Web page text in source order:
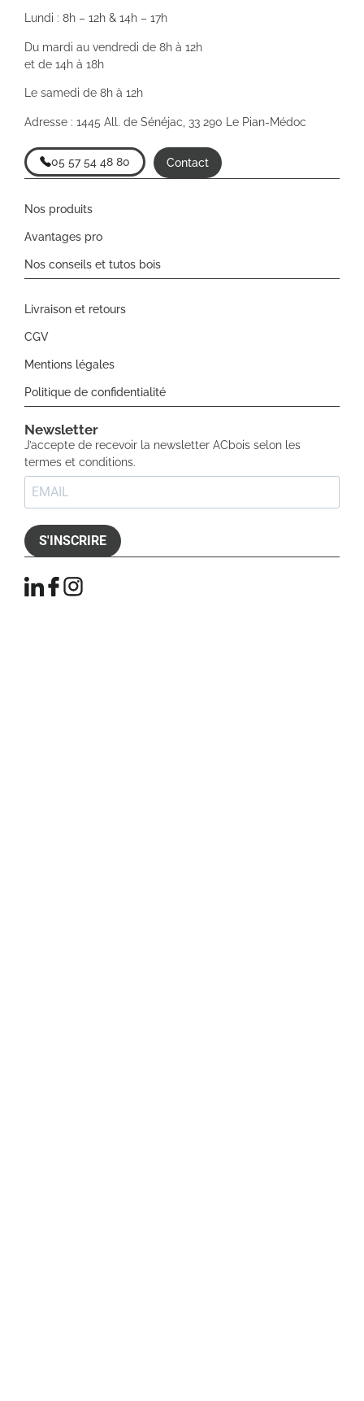
Lundi : 8h – 12h & 14h – 17h
Du mardi au vendredi de 8h à 12h
et de 14h à 18h
Le samedi de 8h à 12h
Adresse : 1445 All. de Sénéjac, 33 290 Le Pian-Médoc
05 57 54 48 80 Contact
Nos produits
Avantages pro
Nos conseils et tutos bois
Livraison et retours
CGV
Mentions légales
Politique de confidentialité
Newsletter​
J’accepte de recevoir la newsletter ACbois selon les
termes et conditions.
S'INSCRIRE